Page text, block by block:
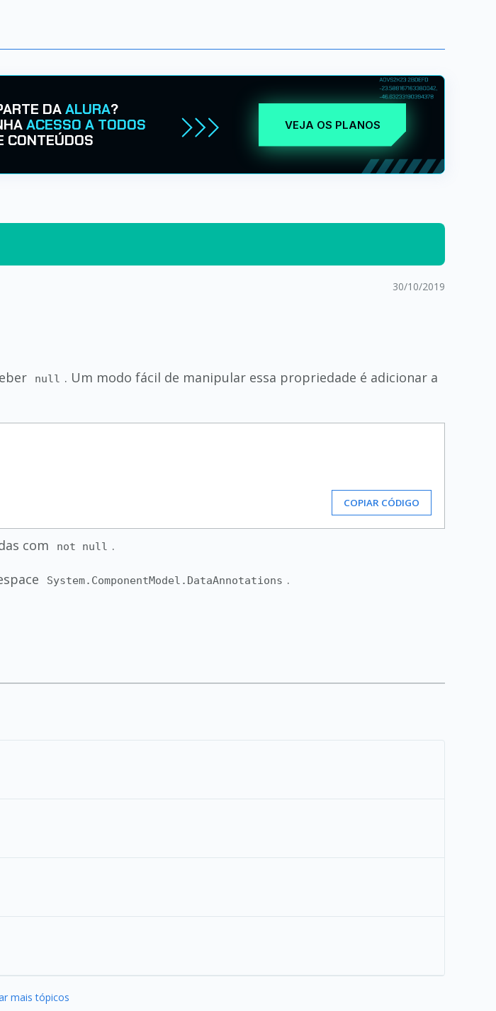
DAALURA?
ACESSO A TODOS
CONTEÚDOS
VEJA OS PLANOS
30/10/2019
null . Um modo fácil de manipular essa propriedade é adicionar a
COPIAR CÓDIGO
com not null .
System.ComponentModel.DataAnnotations .
mais tópicos